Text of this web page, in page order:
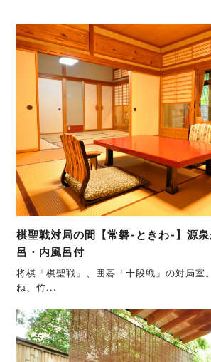
棋聖戦対局の間【常磐-ときわ-】源
呂・内風呂付
将棋「棋聖戦」、囲碁「十段戦」の対局室
ね、竹...